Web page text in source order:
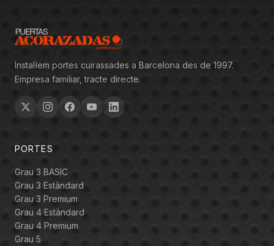
Instal·lem portes cuirassades a Barcelona des de 1997.
Empresa familiar, tracte directe.
PORTES
Grau 3 BASIC
Grau 3 Estàndard
Grau 3 Premium
Grau 4 Estàndard
Grau 4 Premium
Grau 5